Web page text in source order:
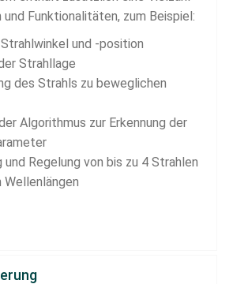
Funktionalitäten, zum Beispiel:
und -position
Strahllage
des Strahls zu beweglichen
Algorithmus zur Erkennung der
und Regelung von bis zu 4 Strahlen
Wellenlängen